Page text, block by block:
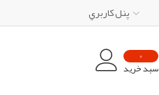
پنل کاربري
0
سبد خرید